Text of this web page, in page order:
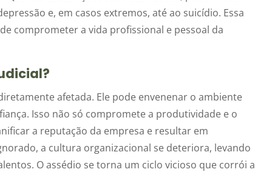
e, em casos extremos, até ao suicídio. Essa
comprometer a vida profissional e pessoal da
afetada. Ele pode envenenar o ambiente
Isso não só compromete a produtividade e o
a reputação da empresa e resultar em
a cultura organizacional se deteriora, levando
O assédio se torna um ciclo vicioso que corrói a